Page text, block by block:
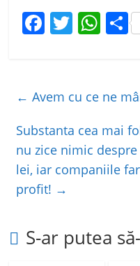
F
e
o
o
k
T
er
W
s
p
p
z
ă
← Avem cu ce ne
Substanta cea mai
nu zice nimic
lei, iar companiile
profit! →
S-ar putea